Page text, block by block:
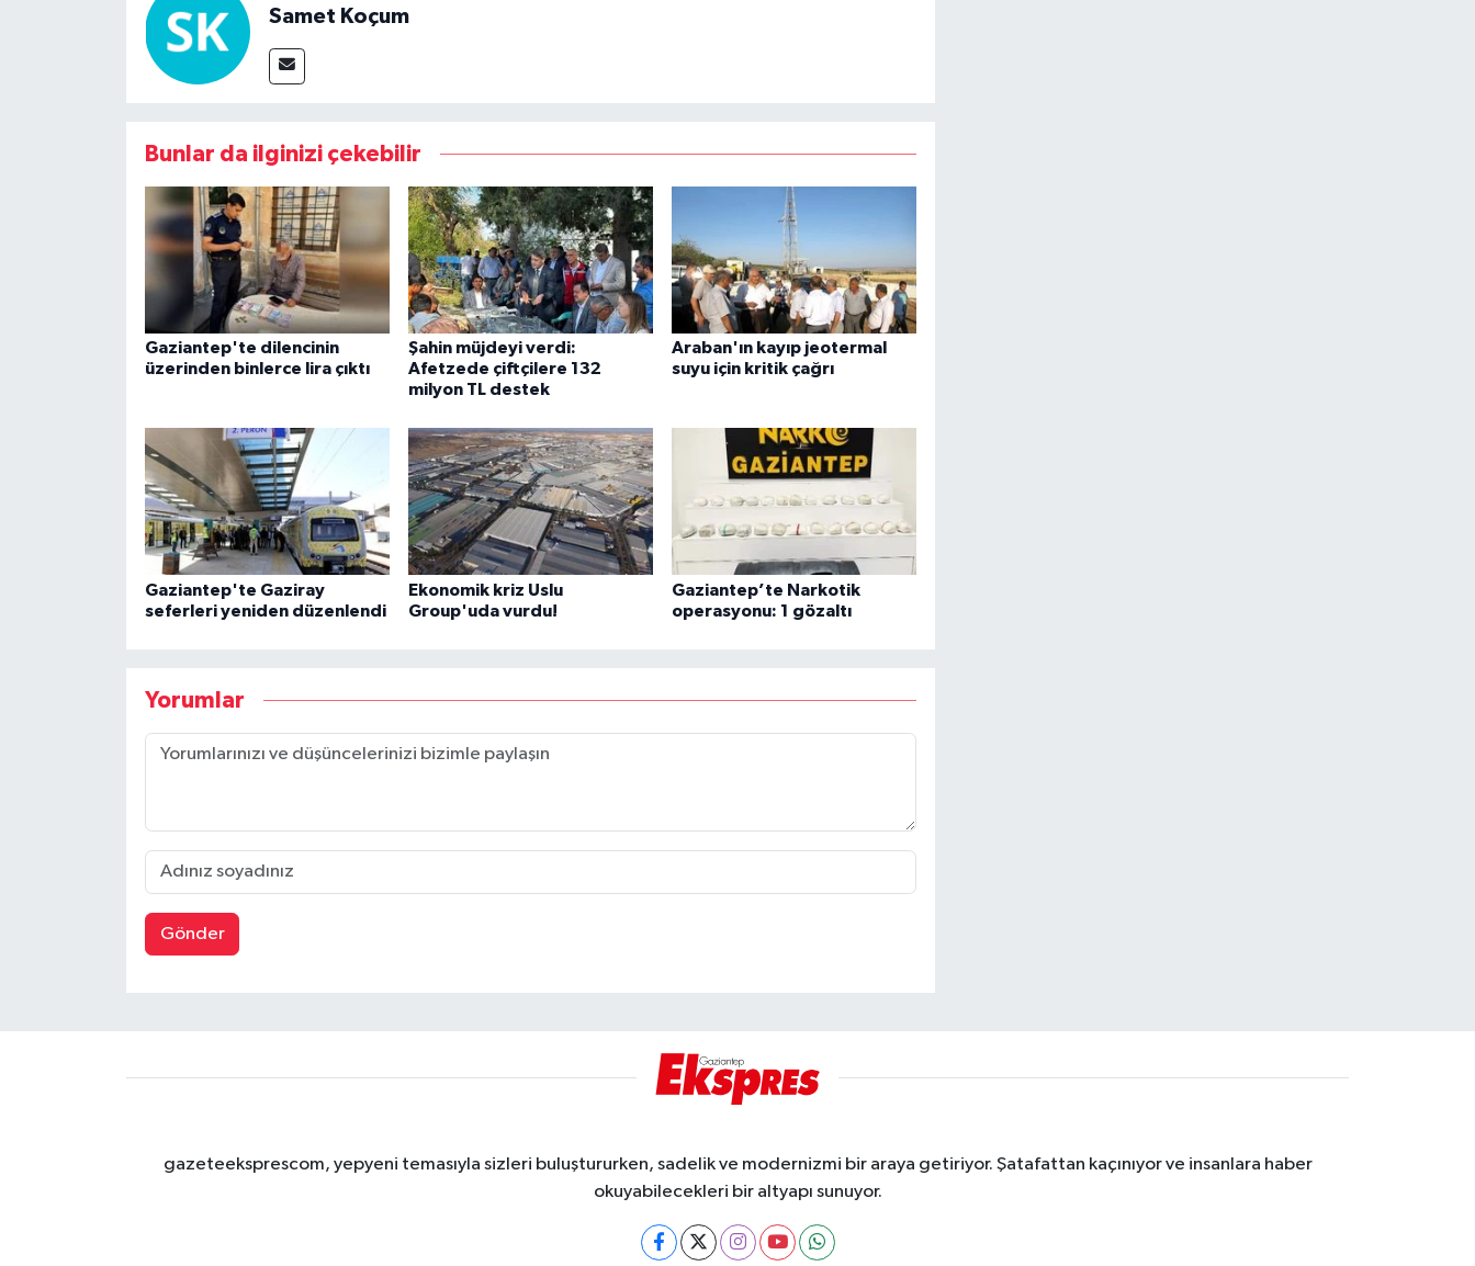
Samet Koçum
Bunlar da ilginizi çekebilir
Gaziantep'te dilencinin
üzerinden binlerce lira çıktı
Şahin müjdeyi verdi:
Afetzede çiftçilere 132
milyon TL destek
Araban'ın kayıp jeotermal
suyu için kritik çağrı
Gaziantep'te Gaziray
seferleri yeniden düzenlendi
Ekonomik kriz Uslu
Group'uda vurdu!
Gaziantep’te Narkotik
operasyonu: 1 gözaltı
Yorumlar
Gönder
gazeteeksprescom, yepyeni temasıyla sizleri buluştururken, sadelik ve modernizmi bir araya getiriyor. Şatafattan kaçınıyor ve insanlara haber
okuyabilecekleri bir altyapı sunuyor.